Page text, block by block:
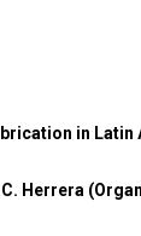
in Latin
Herrera